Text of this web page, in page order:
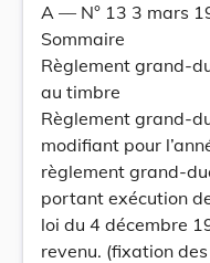
A –– N° 13 3 mars
Sommaire
Règlement grand-
au timbre
Règlement grand-
modifiant pour
règlement grand-
portant exécution
loi du 4 décembre
revenu. (fixation